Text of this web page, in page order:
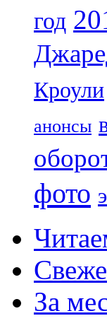
год
Кроули
анонсы
фото
За